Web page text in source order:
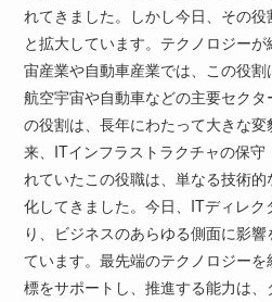
れてきました。しかし今日、その
と拡大しています。テクノロジー
宙産業や自動車産業では、この役割
航空宇宙や自動車などの主要セク
の役割は、長年にわたって大きな
来、ITインフラストラクチャの保守
れていたこの役職は、単なる技術
化してきました。今日、ITディレ
り、ビジネスのあらゆる側面に影
ています。最先端のテクノロジー
標をサポートし、推進する能力は